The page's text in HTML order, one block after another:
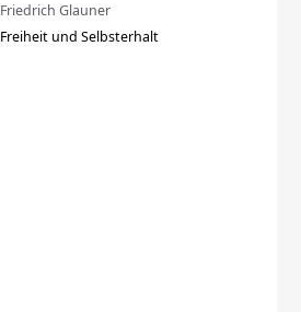
Friedrich Glauner
Freiheit und Selbsterhalt